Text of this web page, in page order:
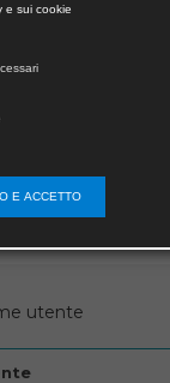
utente
e sui cookie
E ACCETTO